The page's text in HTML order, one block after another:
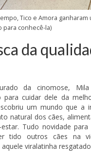
Tico e Amora ganharam
para conhecê-la)
da
da cinomose,
para cuidar dele da
um mundo que a
natural dos cães,
Tudo novidade
tido outros cães na
viralatinha